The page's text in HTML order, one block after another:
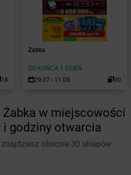
18
Żabka
DO KOŃCA 1 DZIEŃ
29.07 - 11.08
90
Żabka w miejscowości
i godziny otwarcia
obecnie 30 sklepów